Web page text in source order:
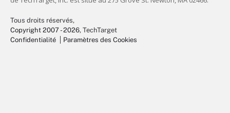
Tous droits réservés,
Copyright 2007 - 2026, TechTarget
Confidentialité
Paramètres des Cookies